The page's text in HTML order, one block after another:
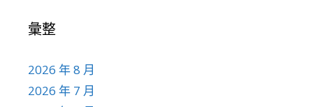
彙整
2026 年 8 月
2026 年 7 月